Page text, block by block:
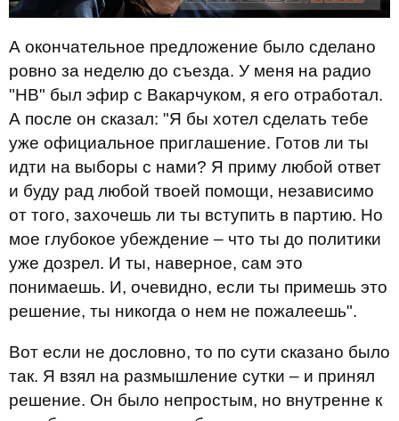
А окончательное предложение было сделано
ровно за неделю до съезда. У меня на радио
"НВ" был эфир с Вакарчуком, я его отработал.
А после он сказал: "Я бы хотел сделать тебе
уже официальное приглашение. Готов ли ты
идти на выборы с нами? Я приму любой ответ
и буду рад любой твоей помощи, независимо
от того, захочешь ли ты вступить в партию. Но
мое глубокое убеждение – что ты до политики
уже дозрел. И ты, наверное, сам это
понимаешь. И, очевидно, если ты примешь это
решение, ты никогда о нем не пожалеешь".
Вот если не дословно, то по сути сказано было
так. Я взял на размышление сутки – и принял
решение. Он было непростым, но внутренне к